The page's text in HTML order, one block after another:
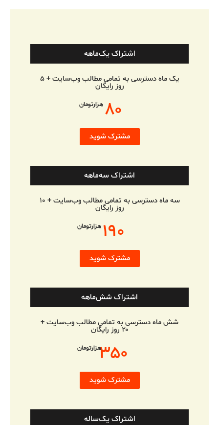
اشتراک یک‌ماهه
یک ماه دسترسی به تمامی مطالب وب‌سایت + ۵
روز رایگان
۸۰ هزارتومان
مشترک شوید
اشتراک سه‌ماهه
سه ماه دسترسی به تمامی مطالب وب‌سایت + ۱۰
روز رایگان
۱۹۰ هزارتومان
مشترک شوید
اشتراک شش‌ماهه
شش ماه دسترسی به تمامی مطالب وب‌سایت +
۲۰ روز رایگان
۳۵۰هزارتومان
مشترک شوید
اشتراک یک‌ساله